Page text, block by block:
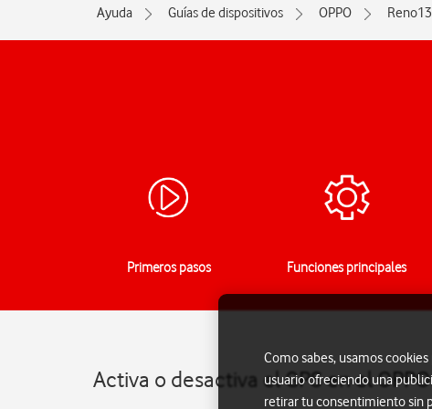
Ayuda Guías de dispositivos OPPO
Primeros pasos Funciones principales
Activa o desactiva el GPS en el
Como sabes, usamos
usuario ofreciendo una
retirar tu consentimiento sin